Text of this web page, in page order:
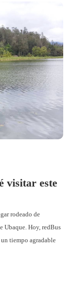
visitar este
rodeado de
Ubaque. Hoy, redBus
un tiempo agradable